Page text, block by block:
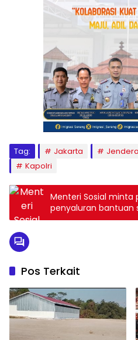
Tag: Jakarta
Kapolri
Menteri Sosial minta
penyaluran bantuan
Pos Terkait